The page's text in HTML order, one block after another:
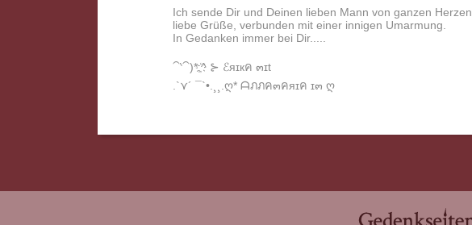
Ich sende Dir und Deinen lieben Mann von ganzen Herzen
liebe Grüße, verbunden mit einer innigen Umarmung.
In Gedanken immer bei Dir.....
⁀‵⁀)*;҉^ ⊱ ℰяɪкค ๓ɪt
.`⋎´ ¯`•.¸¸.ღ* ᗩภภค๓คяɪค ɪ๓ ღ